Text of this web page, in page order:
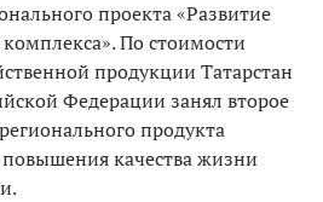
проекта «Развитие
По стоимости
продукции Татарстан
Федерации занял второе
продукта
повышения качества жизни